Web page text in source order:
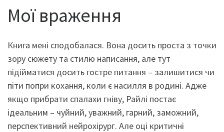
Мої враження
Книга мені сподобалася. Вона досить проста з точки
зору сюжету та стилю написання, але тут
підійматися досить гостре питання – залишитися чи
піти попри кохання, коли є насилля в родині. Адже
якщо прибрати спалахи гніву, Райлі постає
ідеальним – чуйний, уважний, гарний, заможний,
перспективний нейрохірург. Але оці критичні